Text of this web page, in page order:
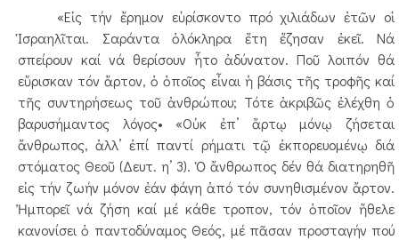
«Εἰς τήν ἔρημον εὑρίσκοντο πρό χιλιάδων ἐτῶν οἱ
Ἰσραηλῖται. Σαράντα ὁλόκληρα ἔτη ἔζησαν ἐκεῖ. Νά
σπείρουν καί νά θερίσουν ἦτο ἀδύνατον. Ποῦ λοιπόν θά
εὕρισκαν τόν ἄρτον, ὁ ὁποῖος εἶναι ἡ βάσις τῆς τροφῆς καί
τῆς συντηρήσεως τοῦ ἀνθρώπου; Τότε ἀκριβῶς ἐλέχθη ὁ
βαρυσήμαντος λόγος• «Οὐκ ἐπ’ ἄρτῳ μόνῳ ζήσεται
ἄνθρωπος, ἀλλ’ ἐπί παντί ρήματι τῷ ἐκπορευομένῳ διά
στόματος Θεοῦ (Δευτ. η’ 3). Ὁ ἄνθρωπος δέν θά διατηρηθῆ
εἰς τήν ζωήν μόνον ἐάν φάγη ἀπό τόν συνηθισμένον ἄρτον.
Ἠμπορεῖ νά ζήση καί μέ κάθε τροπον, τόν ὁποῖον ἤθελε
κανονίσει ὁ παντοδύναμος Θεός, μέ πᾶσαν προσταγήν πού